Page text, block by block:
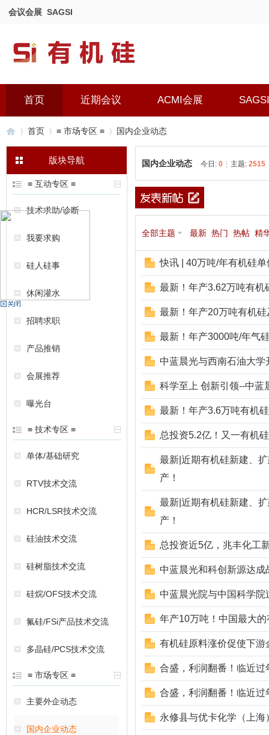
会议会展 SAGSI
首页 近期会议 ACMI会展 SAGSI
有
机
»
首页
›
≡ 市场专区 ≡ 国内企业动态
版块导航
≡ 互动专区 ≡
技术求助/诊断
我要求购
硅人硅事
休闲灌水
招聘求职
产品推销
会展推荐
曝光台
≡ 技术专区 ≡
单体/基础研究
RTV技术交流
HCR/LSR技术交流
硅油技术交流
硅树脂技术交流
硅烷/OFS技术交流
氟硅/FSi产品技术交流
多晶硅/PCS技术交流
≡ 市场专区 ≡
主要外企动态
国内企业动态
国内企业动态 今日: 0 主题: 2515
全部主题 最新 热门 热帖 精
快讯 | 40万吨/年有机硅
最新！年产3.62万吨有机
最新！年产20万吨有机
最新！年产3000吨/年气
中蓝晨光与西南石油大学
科学至上 创新引领--中蓝
最新！年产3.6万吨有机
总投资5.2亿！又一有机
最新|近期有机硅新建、
产！
最新|近期有机硅新建、
产！
总投资近5亿，兆丰化工
中蓝晨光和科创新源达
中蓝晨光院与中国科学
年产10万吨！中国最大
有机硅原料涨价促使下
合盛，利润翻番！临近
合盛，利润翻番！临近
永修县与优卡化学（上